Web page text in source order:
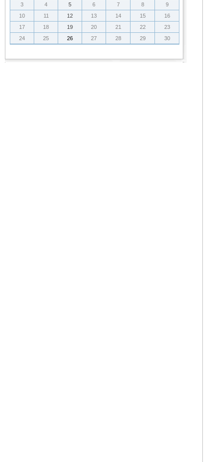
3
4 5 6 7 8
9
10
11 12 13 14 15
16
17
18 19 20 21 22
23
24
25 26 27 28 29 30